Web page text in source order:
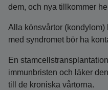
dem, och nya tillkommer
Alla könsvårtor (kondylom)
med syndromet bör ha
En
immunbristen och läker
till de kroniska vårtorna.